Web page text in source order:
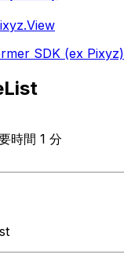
SDK (ex Pixyz)
時間 1 分